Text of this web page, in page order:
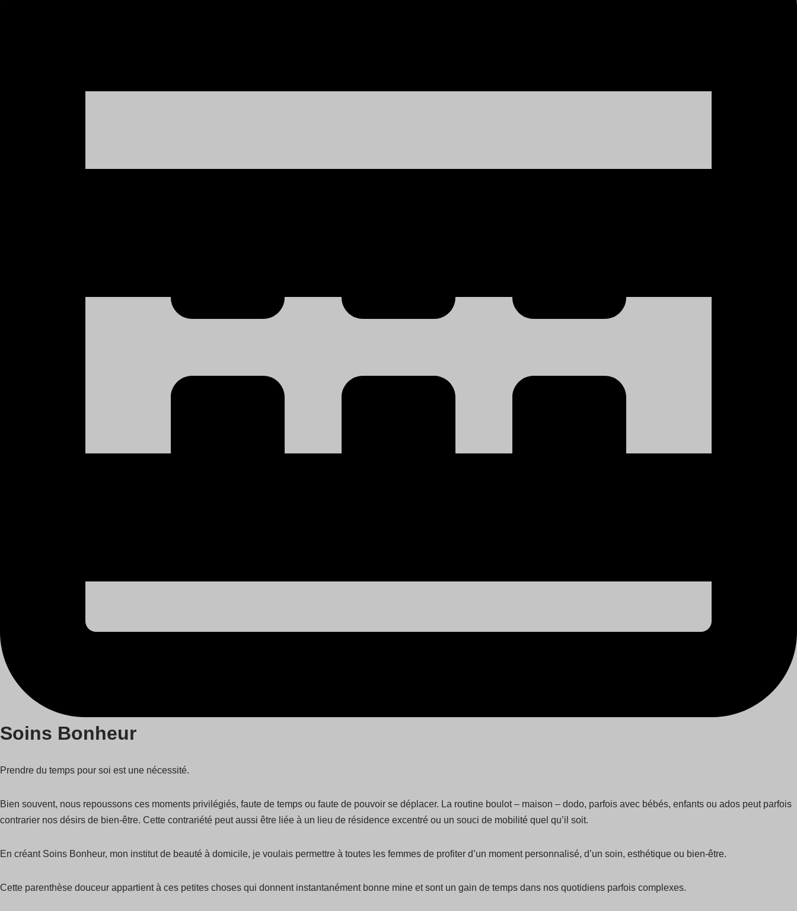
Soins Bonheur
Prendre du temps pour soi est une nécessité.
Bien souvent, nous repoussons ces moments privilégiés, faute de temps ou faute de pouvoir se déplacer. La routine boulot – maison – dodo, parfois avec bébés, enfants ou ados peut parfois
contrarier nos désirs de bien-être. Cette contrariété peut aussi être liée à un lieu de résidence excentré ou un souci de mobilité quel qu’il soit.
En créant Soins Bonheur, mon institut de beauté à domicile, je voulais permettre à toutes les femmes de profiter d’un moment personnalisé, d’un soin, esthétique ou bien-être.
Cette parenthèse douceur appartient à ces petites choses qui donnent instantanément bonne mine et sont un gain de temps dans nos quotidiens parfois complexes.